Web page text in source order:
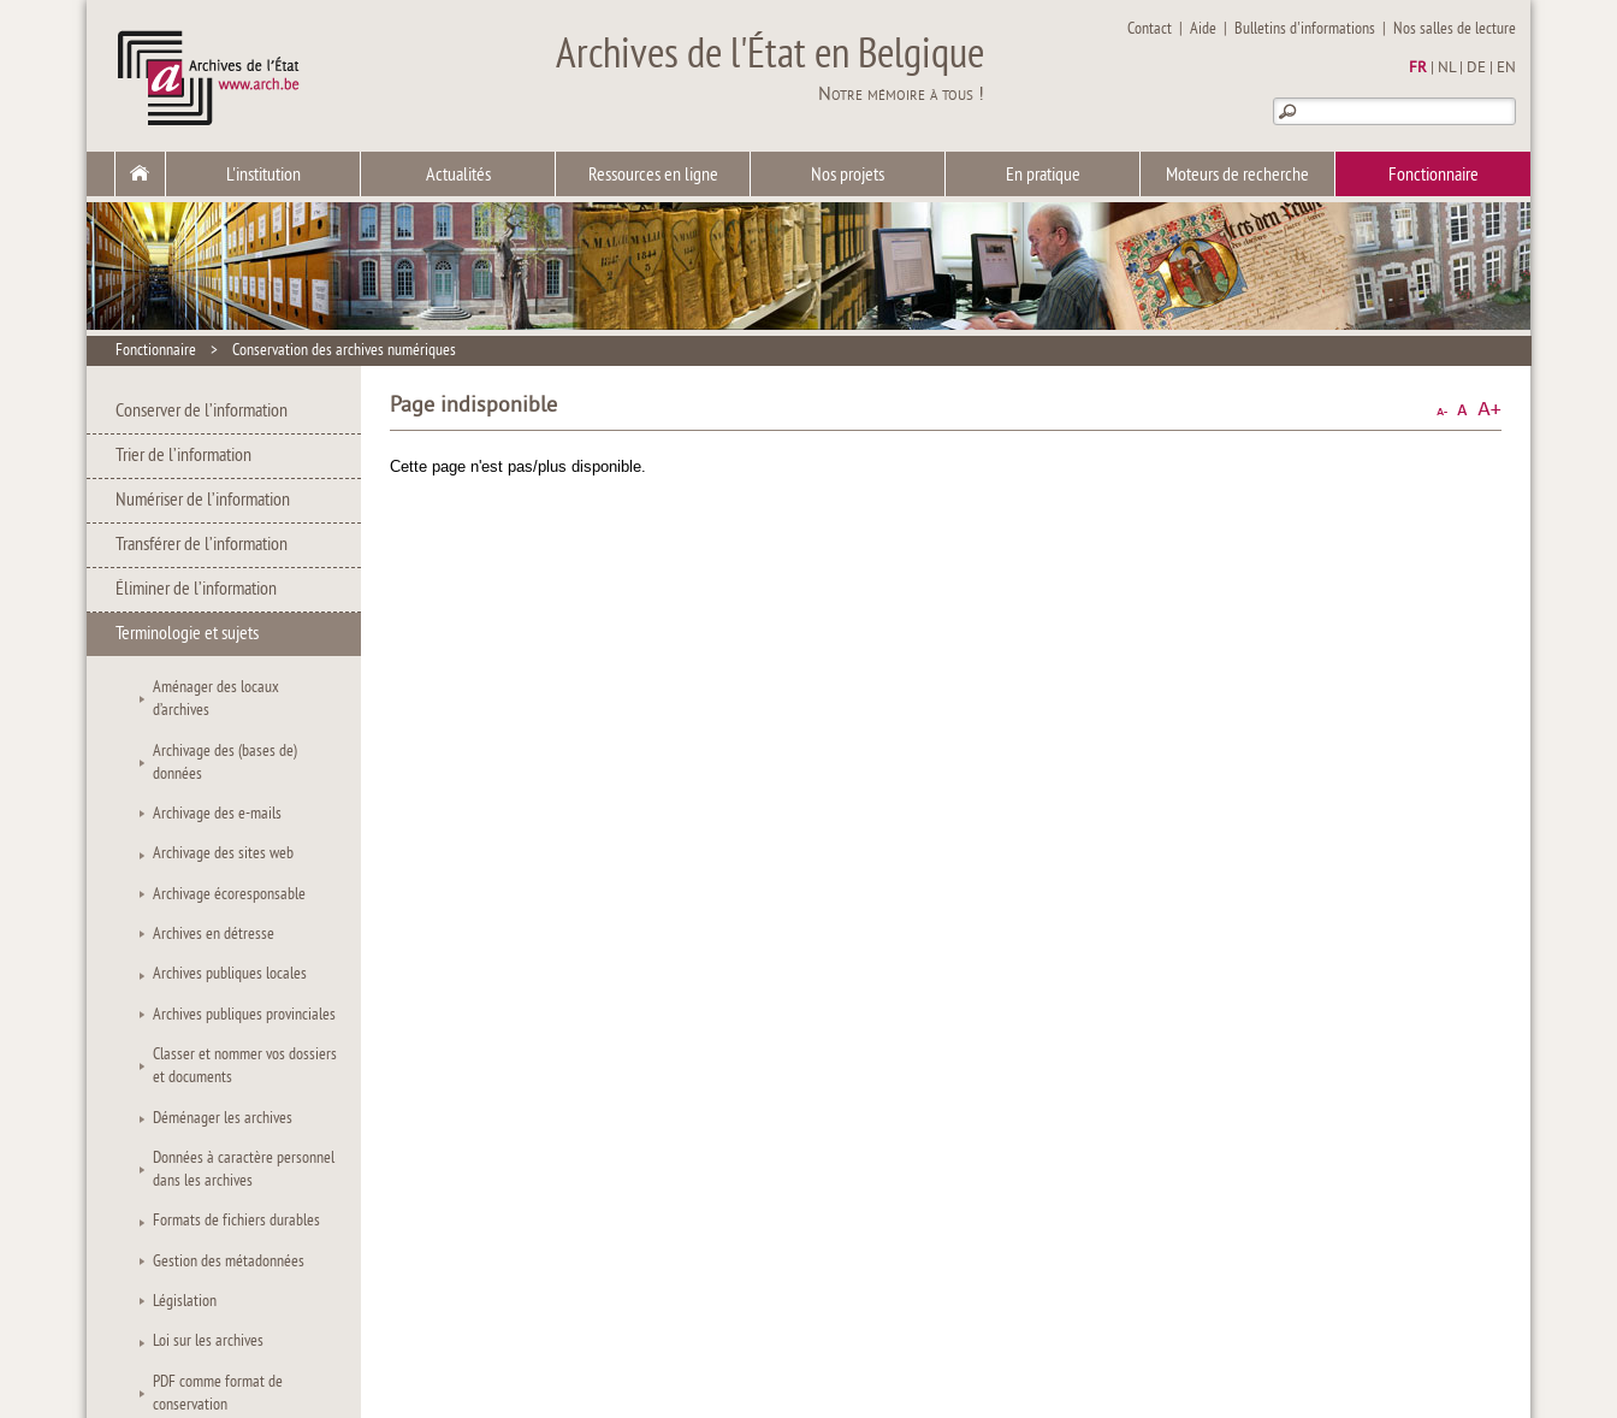
Archives de l'État en Belgique
Notre mémoire à tous !
Contact |Aide | Bulletins d'informations | Nos salles de lecture
FR NL| DE EN
L'institution Actualités Ressources en ligne Nos projets En pratique Moteurs de recherche Fonctionnaire
Fonctionnaire > Conservation des archives numériques
Conserver de l’information
Trier de l’information
Numériser de l’information
Transférer de l’information
Éliminer de l’information
Terminologie et sujets
Aménager des locaux
d’archives
Archivage des (bases de)
données
Archivage des e-mails
Archivage des sites web
Archivage écoresponsable
Archives en détresse
Archives publiques locales
Archives publiques provinciales
Classer et nommer vos dossiers
et documents
Déménager les archives
Données à caractère personnel
dans les archives
Formats de fichiers durables
Gestion des métadonnées
Législation
Loi sur les archives
PDF comme format de
conservation
Page indisponible
Cette page n'est pas/plus disponible.